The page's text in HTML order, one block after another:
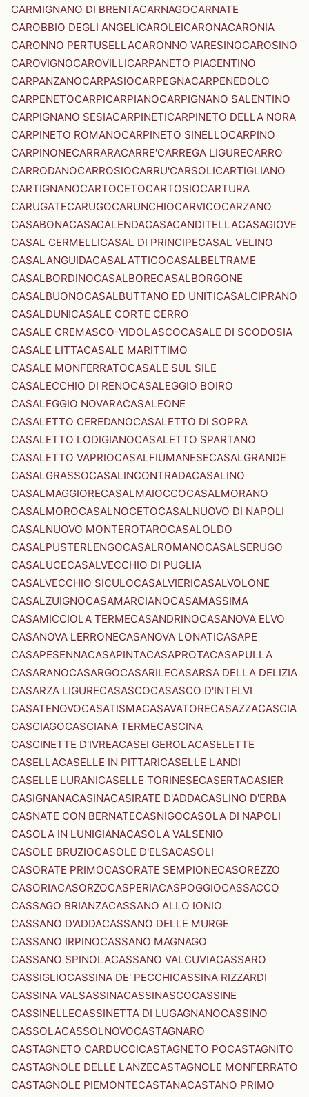
CARMIGNANO DI BRENTACARNAGOCARNATE
CAROBBIO DEGLI ANGELICAROLEICARONACARONIA
CARONNO PERTUSELLACARONNO VARESINOCAROSINO
CAROVIGNOCAROVILLICARPANETO PIACENTINO
CARPANZANOCARPASIOCARPEGNACARPENEDOLO
CARPENETOCARPICARPIANOCARPIGNANO SALENTINO
CARPIGNANO SESIACARPINETICARPINETO DELLA NORA
CARPINETO ROMANOCARPINETO SINELLOCARPINO
CARPINONECARRARACARRE'CARREGA LIGURECARRO
CARRODANOCARROSIOCARRU'CARSOLICARTIGLIANO
CARTIGNANOCARTOCETOCARTOSIOCARTURA
CARUGATECARUGOCARUNCHIOCARVICOCARZANO
CASABONACASACALENDACASACANDITELLACASAGIOVE
CASAL CERMELLICASAL DI PRINCIPECASAL VELINO
CASALANGUIDACASALATTICOCASALBELTRAME
CASALBORDINOCASALBORECASALBORGONE
CASALBUONOCASALBUTTANO ED UNITICASALCIPRANO
CASALDUNICASALE CORTE CERRO
CASALE CREMASCO-VIDOLASCOCASALE DI SCODOSIA
CASALE LITTACASALE MARITTIMO
CASALE MONFERRATOCASALE SUL SILE
CASALECCHIO DI RENOCASALEGGIO BOIRO
CASALEGGIO NOVARACASALEONE
CASALETTO CEREDANOCASALETTO DI SOPRA
CASALETTO LODIGIANOCASALETTO SPARTANO
CASALETTO VAPRIOCASALFIUMANESECASALGRANDE
CASALGRASSOCASALINCONTRADACASALINO
CASALMAGGIORECASALMAIOCCOCASALMORANO
CASALMOROCASALNOCETOCASALNUOVO DI NAPOLI
CASALNUOVO MONTEROTAROCASALOLDO
CASALPUSTERLENGOCASALROMANOCASALSERUGO
CASALUCECASALVECCHIO DI PUGLIA
CASALVECCHIO SICULOCASALVIERICASALVOLONE
CASALZUIGNOCASAMARCIANOCASAMASSIMA
CASAMICCIOLA TERMECASANDRINOCASANOVA ELVO
CASANOVA LERRONECASANOVA LONATICASAPE
CASAPESENNACASAPINTACASAPROTACASAPULLA
CASARANOCASARGOCASARILECASARSA DELLA DELIZIA
CASARZA LIGURECASASCOCASASCO D'INTELVI
CASATENOVOCASATISMACASAVATORECASAZZACASCIA
CASCIAGOCASCIANA TERMECASCINA
CASCINETTE D'IVREACASEI GEROLACASELETTE
CASELLACASELLE IN PITTARICASELLE LANDI
CASELLE LURANICASELLE TORINESECASERTACASIER
CASIGNANACASINACASIRATE D'ADDACASLINO D'ERBA
CASNATE CON BERNATECASNIGOCASOLA DI NAPOLI
CASOLA IN LUNIGIANACASOLA VALSENIO
CASOLE BRUZIOCASOLE D'ELSACASOLI
CASORATE PRIMOCASORATE SEMPIONECASOREZZO
CASORIACASORZOCASPERIACASPOGGIOCASSACCO
CASSAGO BRIANZACASSANO ALLO IONIO
CASSANO D'ADDACASSANO DELLE MURGE
CASSANO IRPINOCASSANO MAGNAGO
CASSANO SPINOLACASSANO VALCUVIACASSARO
CASSIGLIOCASSINA DE' PECCHICASSINA RIZZARDI
CASSINA VALSASSINACASSINASCOCASSINE
CASSINELLECASSINETTA DI LUGAGNANOCASSINO
CASSOLACASSOLNOVOCASTAGNARO
CASTAGNETO CARDUCCICASTAGNETO POCASTAGNITO
CASTAGNOLE DELLE LANZECASTAGNOLE MONFERRATO
CASTAGNOLE PIEMONTECASTANACASTANO PRIMO